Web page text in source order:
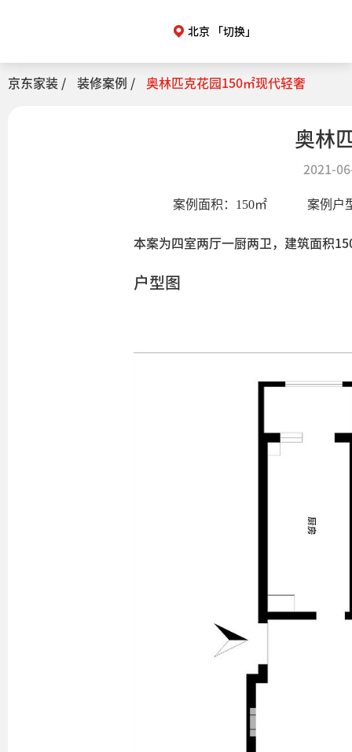
北京 「切换」
京东家装 / 装修案例 / 奥林匹克花园150㎡现代轻奢
奥林
2021-
案例面积： 150㎡ 案例户
本案为四室两厅一厨两卫，建筑面积
户型图